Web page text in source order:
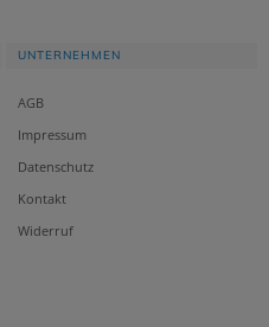
UNTERNEHMEN
AGB
Impressum
Datenschutz
Kontakt
Widerruf